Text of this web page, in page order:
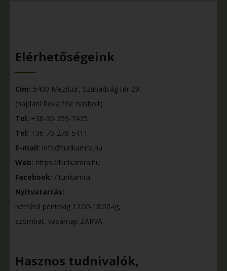
Elérhetőségeink
Cím: 5400 Mezőtúr, Szabadság tér 29.
(hajdani Róka féle húsbolt)
Tel: +36-30-359-7435
Tel: +36-70-278-5411
E-mail: info@turikamra.hu
Web: https://turikamra.hu
Facebook: / turikamra
Nyitvatartás:
hétfőtől péntekig 12:00-18:00-ig,
szombat, vasárnap ZÁRVA.
Hasznos tudnivalók,